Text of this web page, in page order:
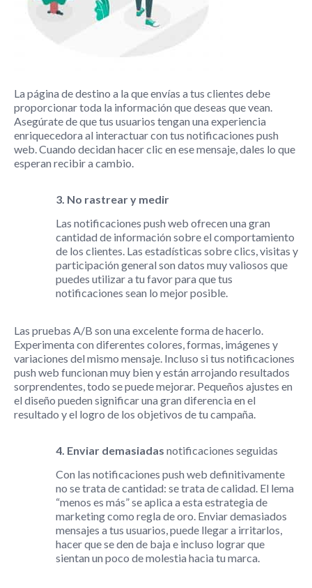
La página de destino a la que envías a tus clientes debe
proporcionar toda la información que deseas que vean.
Asegúrate de que tus usuarios tengan una experiencia
enriquecedora al interactuar con tus notificaciones push
web. Cuando decidan hacer clic en ese mensaje, dales lo que
esperan recibir a cambio.
3. No rastrear y medir
Las notificaciones push web ofrecen una gran
cantidad de información sobre el comportamiento
de los clientes. Las estadísticas sobre clics, visitas y
participación general son datos muy valiosos que
puedes utilizar a tu favor para que tus
notificaciones sean lo mejor posible.
Las pruebas A/B son una excelente forma de hacerlo.
Experimenta con diferentes colores, formas, imágenes y
variaciones del mismo mensaje. Incluso si tus notificaciones
push web funcionan muy bien y están arrojando resultados
sorprendentes, todo se puede mejorar. Pequeños ajustes en
el diseño pueden significar una gran diferencia en el
resultado y el logro de los objetivos de tu campaña.
4. Enviar demasiadas notificaciones seguidas
Con las notificaciones push web definitivamente
no se trata de cantidad: se trata de calidad. El lema
“menos es más” se aplica a esta estrategia de
marketing como regla de oro. Enviar demasiados
mensajes a tus usuarios, puede llegar a irritarlos,
hacer que se den de baja e incluso lograr que
sientan un poco de molestia hacia tu marca.